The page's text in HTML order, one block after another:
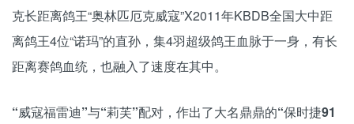
克长距离鸽王“奥林匹厄克威寇”X2011年KBDB全国大中距
离鸽王4位“诺玛”的直孙，集4羽超级鸽王血脉于一身，有长
距离赛鸽血统，也融入了速度在其中。
“威寇福雷迪”与“莉芙”配对，作出了大名鼎鼎的“保时捷91